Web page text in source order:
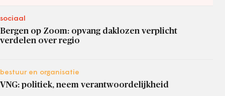
sociaal
Bergen op Zoom: opvang daklozen verplicht
verdelen over regio
bestuur en organisatie
VNG: politiek, neem verantwoordelijkheid